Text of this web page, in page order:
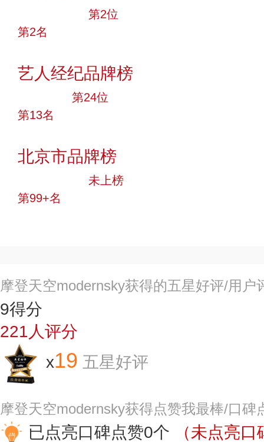
第2位
第2名
艺人经纪品牌榜
第24位
第13名
北京市品牌榜
未上榜
第99+名
摩登天空modernsky获得的五星好评/用户
9得分
221人评分
x19 五星好评
摩登天空modernsky获得点赞我最棒/口碑
已点亮口碑点赞0个
（未点亮